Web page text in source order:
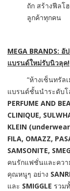
ถัก สร้างฟีลโ
ลูกค้าทุกคน
MEGA BRANDS:
แบรนด์ใหม่รับนิวลุค!
“ห้างเซ็นทรัลเม
แบรนด์ชั้นนำระดับโ
PERFUME AND
CLINIQUE,
KLEIN
FILA, OMAZZ,
SAMSONITE,
คนรักแฟชั่นและควา
คุณหนูๆ อย่าง
และ SMIGGLE รวม